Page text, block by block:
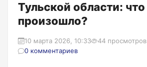
Тульской области: что
произошло?
10 марта 2026, 10:33
44 просмотров
0 комментариев